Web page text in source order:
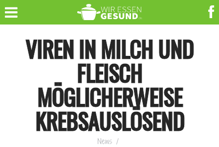
VIREN IN MILCH UND
FLEISCH
MÖGLICHERWEISE
KREBSAUSLÖSEND
News /